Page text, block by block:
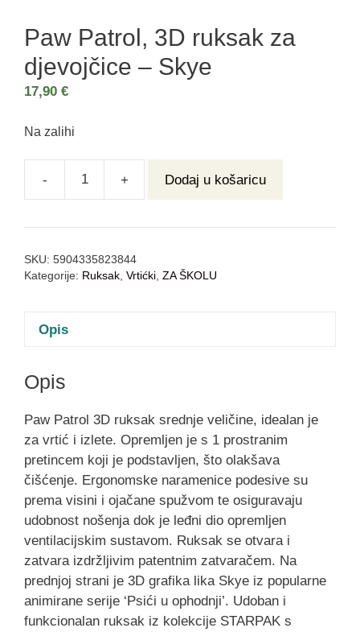
Paw Patrol, 3D ruksak za
djevojčice – Skye
17,90 €
Na zalihi
- + Dodaj u košaricu
SKU: 5904335823844
Kategorije: Ruksak, Vrtićki, ZA ŠKOLU
Opis
Opis
Paw Patrol 3D ruksak srednje veličine, idealan je
za vrtić i izlete. Opremljen je s 1 prostranim
pretincem koji je podstavljen, što olakšava
čišćenje. Ergonomske naramenice podesive su
prema visini i ojačane spužvom te osiguravaju
udobnost nošenja dok je leđni dio opremljen
ventilacijskim sustavom. Ruksak se otvara i
zatvara izdržljivim patentnim zatvaračem. Na
prednjoj strani je 3D grafika lika Skye iz popularne
animirane serije ‘Psići u ophodnji’. Udoban i
funkcionalan ruksak iz kolekcije STARPAK s